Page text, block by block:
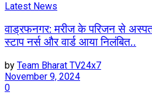
Latest News
वाड्रफनगर: मरीज के परिजन से
स्टाप नर्स और वार्ड आया निलंबित..
by Team Bharat TV24x7
November 9, 2024
0